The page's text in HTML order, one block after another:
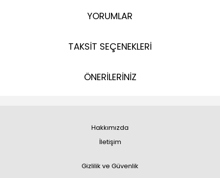
YORUMLAR
TAKSİT SEÇENEKLERİ
ÖNERİLERİNİZ
Hakkımızda
İletişim
Gizlilik ve Güvenlik